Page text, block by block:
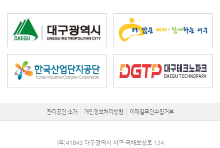
관리공단 소개 개인정보처리방침 이메일무단수집거부
(우)41842 대구광역시 서구 국채보상로 124